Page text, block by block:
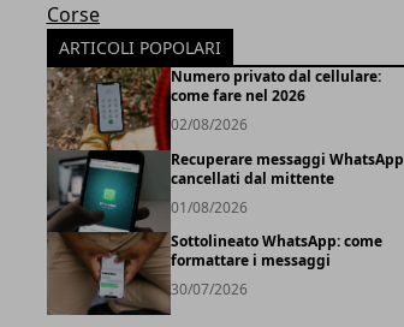
Corse
ARTICOLI POPOLARI
Numero privato dal cellulare:
come fare nel 2026
02/08/2026
Recuperare messaggi WhatsApp
cancellati dal mittente
01/08/2026
Sottolineato WhatsApp: come
formattare i messaggi
30/07/2026